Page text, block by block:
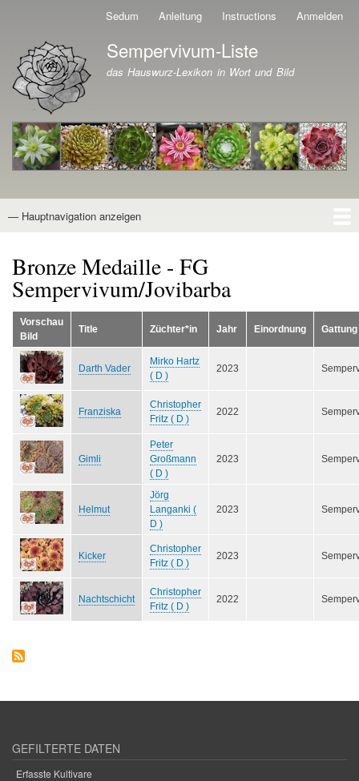
Direkt
zum
Inhalt
Sedum Anleitung Instructions Anmelden
Branding der Website
Sempervivum-Liste
das Hauswurz-Lexikon in Wort und Bild
Hauptnavigation
— Hauptnavigation anzeigen
Bronze Medaille - FG
Sempervivum/Jovibarba
Vorschau
Bild
Title Züchter*in Jahr Einordnung Gattung
Darth Vader
Mirko Hartz
( D )
2023
Franziska
Christopher
Fritz ( D )
2022
Gimli
Peter
Großmann
( D )
2023
Helmut
Jörg
Langanki (
D )
2023
Kicker
Christopher
Fritz ( D )
2023
Nachtschicht
Christopher
Fritz ( D )
2022
GEFILTERTE DATEN
Erfasste Kultivare